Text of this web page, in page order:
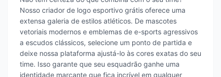
Nosso criador de logo esportivo grátis oferece uma
extensa galeria de estilos atléticos. De mascotes
vetoriais modernos e emblemas de e-sports agressivos
a escudos clássicos, selecione um ponto de partida e
deixe nossa plataforma ajustá-lo às cores exatas do seu
time. Isso garante que seu esquadrão ganhe uma
identidade marcante que fica incrível em qualquer